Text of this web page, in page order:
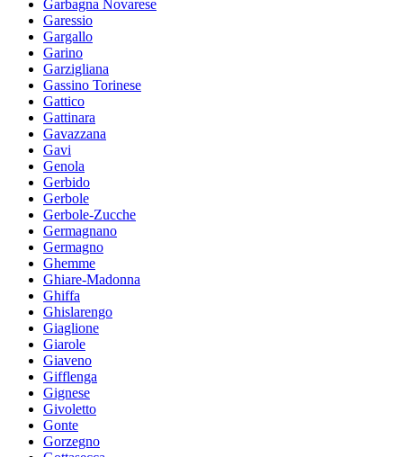
Garbagna Novarese
Garessio
Gargallo
Garino
Garzigliana
Gassino Torinese
Gattico
Gattinara
Gavazzana
Gavi
Genola
Gerbido
Gerbole
Gerbole-Zucche
Germagnano
Germagno
Ghemme
Ghiare-Madonna
Ghiffa
Ghislarengo
Giaglione
Giarole
Giaveno
Gifflenga
Gignese
Givoletto
Gonte
Gorzegno